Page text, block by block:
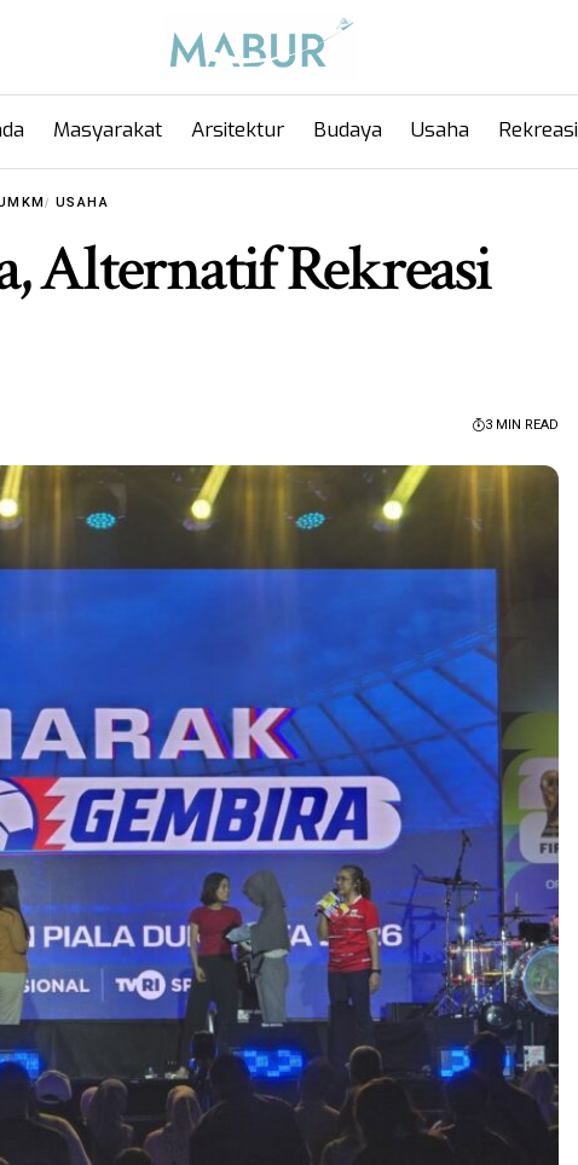
Masyarakat Arsitektur Budaya Usaha Rekreasi
USAHA
Alternatif Rekreasi
3 MIN READ